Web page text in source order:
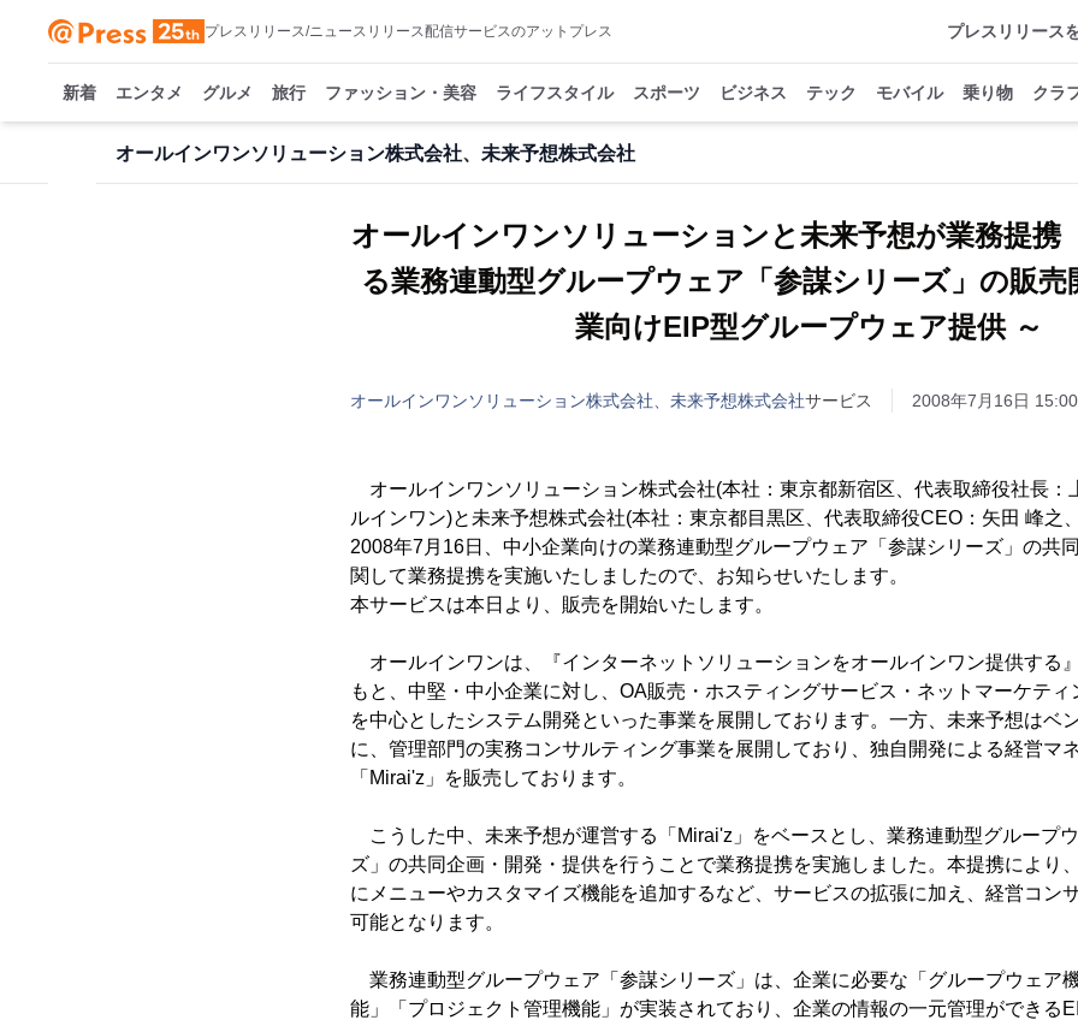
プレスリリース/ニュースリリース配信サービスのアットプレス プレスリリース
新着 エンタメ グルメ 旅行 ファッション・美容 ライフスタイル スポーツ ビジネス テック モバイル 乗り物 クラ
オールインワンソリューション株式会社、未来予想株式会社
オールインワンソリューションと未来予想が業務提
る業務連動型グループウェア「参謀シリーズ」の販売
業向けEIP型グループウェア提供 ～
オールインワンソリューション株式会社、未来予想株式会社サービス 2008年7月16日 15:00
オールインワンソリューション株式会社(本社：東京都新宿区、代表取締役社長：
ルインワン)と未来予想株式会社(本社：東京都目黒区、代表取締役CEO：矢田 峰之
2008年7月16日、中小企業向けの業務連動型グループウェア「参謀シリーズ」の共
関して業務提携を実施いたしましたので、お知らせいたします。
本サービスは本日より、販売を開始いたします。
オールインワンは、『インターネットソリューションをオールインワン提供する
もと、中堅・中小企業に対し、OA販売・ホスティングサービス・ネットマーケテ
を中心としたシステム開発といった事業を展開しております。一方、未来予想はベ
に、管理部門の実務コンサルティング事業を展開しており、独自開発による経営マ
「Mirai'z」を販売しております。
こうした中、未来予想が運営する「Mirai'z」をベースとし、業務連動型グループ
ズ」の共同企画・開発・提供を行うことで業務提携を実施しました。本提携により
にメニューやカスタマイズ機能を追加するなど、サービスの拡張に加え、経営コン
可能となります。
業務連動型グループウェア「参謀シリーズ」は、企業に必要な「グループウェア
能」「プロジェクト管理機能」が実装されており、企業の情報の一元管理ができる